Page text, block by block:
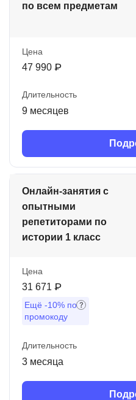
по всем предметам
Цена
47 990 ₽
Длительность
9 месяцев
Онлайн-занятия с
опытными
репетиторами по
истории 1 класс
Цена
31 671 ₽
Ещё -10% по
промокоду
Длительность
3 месяца
ДПО
Акции и промокоды